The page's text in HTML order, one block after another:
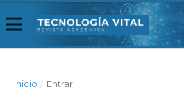
Inicio / Entrar